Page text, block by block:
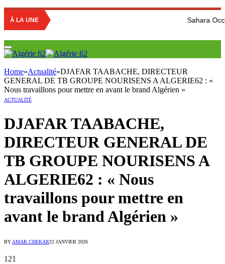
À LA UNE Sahara Occidental: Le
Home»Actualité»DJAFAR TAABACHE, DIRECTEUR
GENERAL DE TB GROUPE NOURISENS A ALGERIE62 : «
Nous travaillons pour mettre en avant le brand Algérien »
ACTUALITÉ
DJAFAR TAABACHE,
DIRECTEUR GENERAL DE
TB GROUPE NOURISENS A
ALGERIE62 : « Nous
travaillons pour mettre en
avant le brand Algérien »
BYAMAR CHEKAR22 JANVIER 2026
121